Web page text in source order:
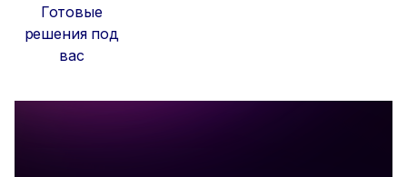
Готовые
решения под
вас